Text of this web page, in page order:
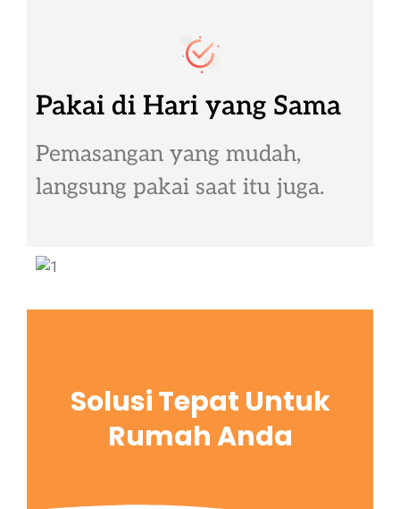
Pakai di Hari yang Sama
Pemasangan yang mudah,
langsung pakai saat itu juga.
Solusi Tepat Untuk
Rumah Anda